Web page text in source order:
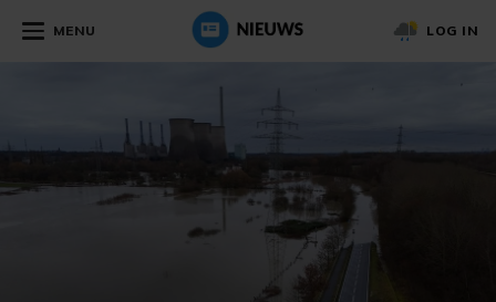
MENU LOG IN